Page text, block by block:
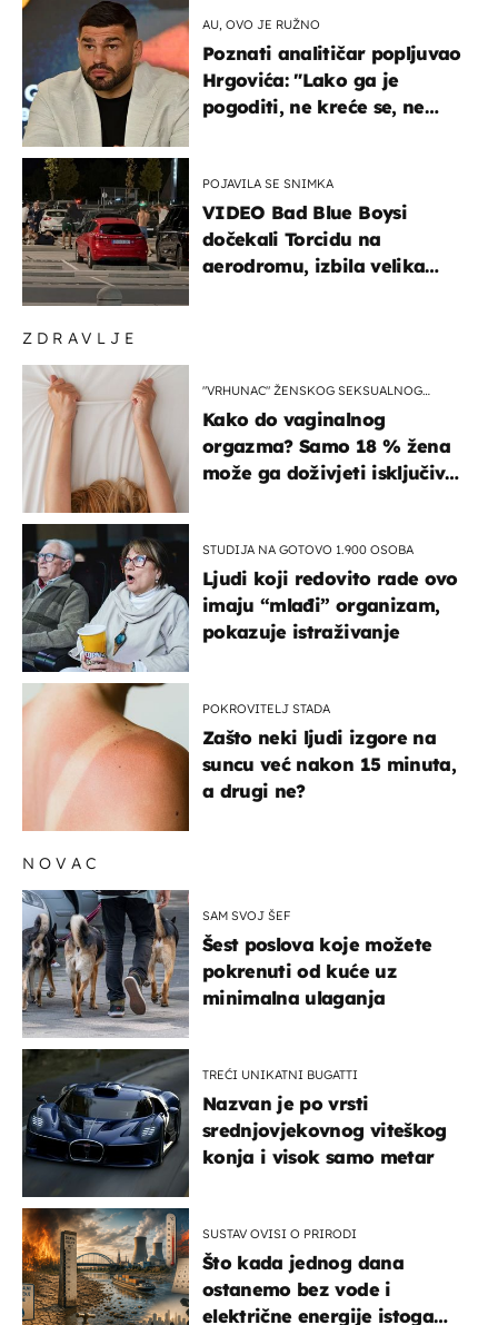
ZDRAVLJE
"VRHUNAC" ŽENSKOG SEKSUALNOG
Kako do vaginalnog
orgazma? Samo 18 % žena
može ga doživjeti isključivo
STUDIJA NA GOTOVO 1.900 OSOBA
Ljudi koji redovito rade ovo
imaju “mlađi” organizam,
pokazuje istraživanje
POKROVITELJ STADA
Zašto neki ljudi izgore na
suncu već nakon 15 minuta,
a drugi ne?
AU, OVO JE RUŽNO
Poznati analitičar popljuvao
Hrgovića: "Lako ga je
pogoditi, ne kreće se, ne
POJAVILA SE SNIMKA
VIDEO Bad Blue Boysi
dočekali Torcidu na
aerodromu, izbila velika
NOVAC
SAM SVOJ ŠEF
Šest poslova koje možete
pokrenuti od kuće uz
minimalna ulaganja
TREĆI UNIKATNI BUGATTI
Nazvan je po vrsti
srednjovjekovnog viteškog
konja i visok samo metar
SUSTAV OVISI O PRIRODI
Što kada jednog dana
ostanemo bez vode i
električne energije istoga